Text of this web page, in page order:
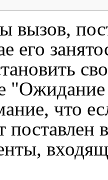
вызов,
его
"Ожидание
что
поставлен